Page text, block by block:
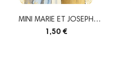
MINI MARIE ET JOSEPH
COUPLE
1,50 €